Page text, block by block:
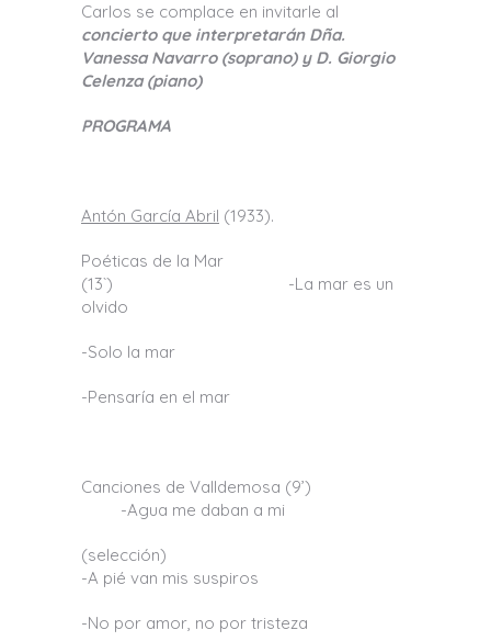
Carlos se complace en invitarle al
concierto que interpretarán Dña.
Vanessa Navarro (soprano) y D. Giorgio
Celenza (piano)
PROGRAMA
Antón García Abril (1933).
Poéticas de la Mar
(13`) -La mar es un
olvido
-Solo la mar
-Pensaría en el mar
Canciones de Valldemosa (9’)
-Agua me daban a mi
(selección)
-A pié van mis suspiros
-No por amor, no por tristeza